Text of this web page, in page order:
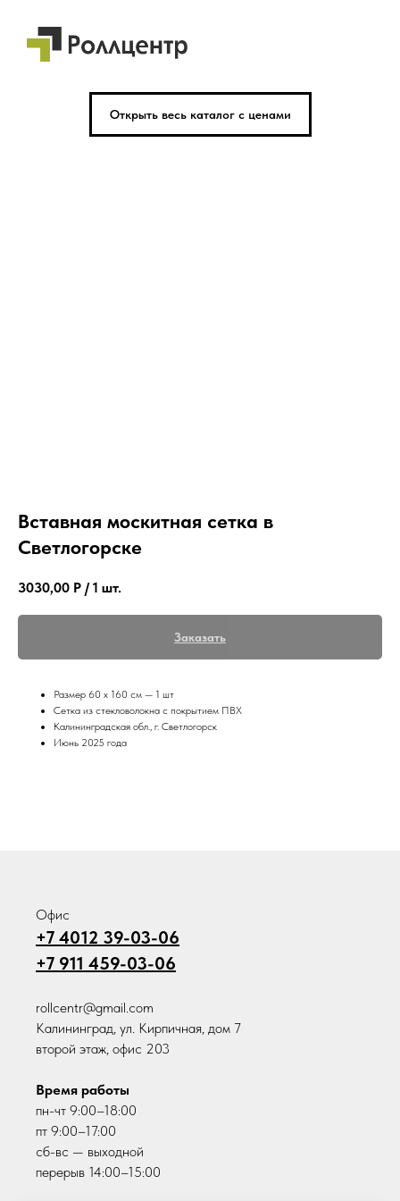
Открыть весь каталог с ценами
Вставная москитная сетка в
Светлогорске
3030,00 Р / 1 шт.
Заказать
Размер 60 х 160 см — 1 шт
Сетка из стекловолокна с покрытием ПВХ
Калининградская обл., г. Светлогорск
Июнь 2025 года
Офис
+7 4012 39-03-06
+7 911 459-03-06
rollcentr@gmail.com
Калининград, ул. Кирпичная, дом 7
второй этаж, офис 203
Время работы
пн-чт 9:00–18:00
пт 9:00–17:00
сб-вс — выходной
перерыв 14:00–15:00